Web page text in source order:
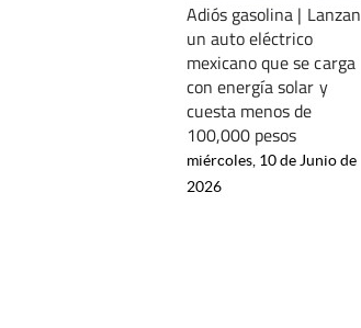
Adiós gasolina | Lanzan
un auto eléctrico
mexicano que se carga
con energía solar y
cuesta menos de
100,000 pesos
miércoles, 10 de Junio de
2026